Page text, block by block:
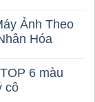
Ảnh Theo
Hóa
6 màu
cô